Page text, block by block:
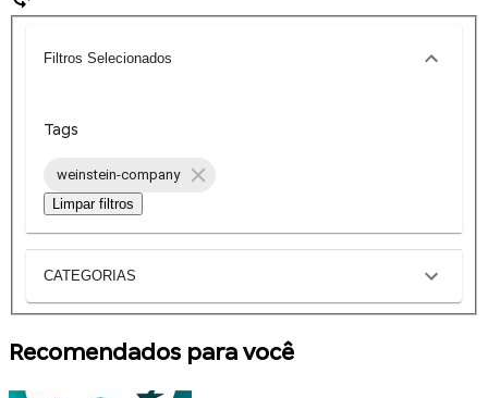
Filtros Selecionados
Tags
weinstein-company
Limpar filtros
CATEGORIAS
Recomendados para você